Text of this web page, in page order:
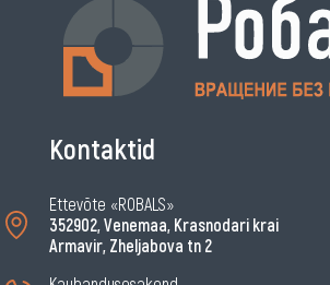
Kontaktid
Ettevõte «ROBALS»
352902, Venemaa, Krasnodari krai
Armavir, Zheljabova tn 2